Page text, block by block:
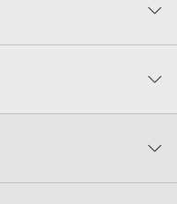
PLAYERではお使いい